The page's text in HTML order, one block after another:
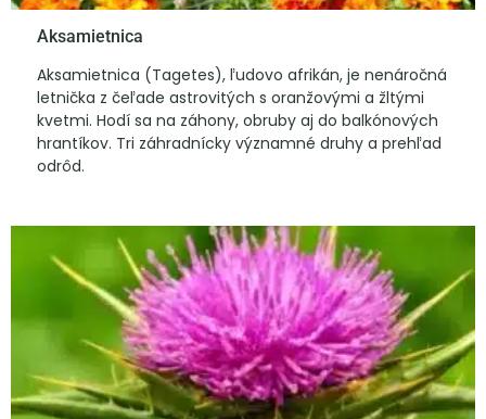
Aksamietnica
Aksamietnica (Tagetes), ľudovo afrikán, je nenáročná
letnička z čeľade astrovitých s oranžovými a žltými
kvetmi. Hodí sa na záhony, obruby aj do balkónových
hrantíkov. Tri záhradnícky významné druhy a prehľad
odrôd.